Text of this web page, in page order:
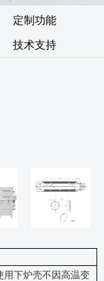
定制功能
技术支持
用下炉壳不因高温变